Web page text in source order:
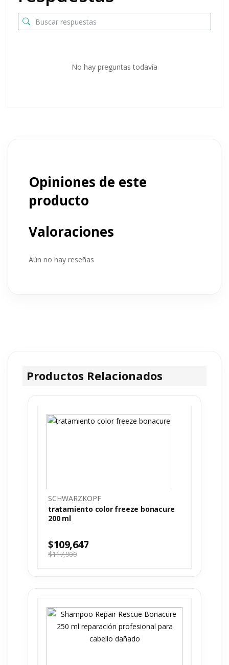
No hay preguntas todavía
Opiniones de este
producto
Valoraciones
Aún no hay reseñas
Productos Relacionados
SCHWARZKOPF
tratamiento color freeze bonacure
200 ml
$117,900
$109,647